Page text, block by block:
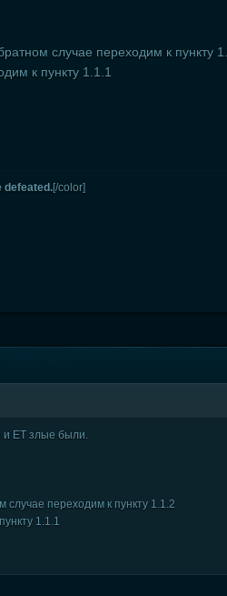
случае переходим к пункту
к пункту 1.1.1
defeated.[/color]
и ЕТ злые были.
случае переходим к пункту 1.1.2
1.1.1